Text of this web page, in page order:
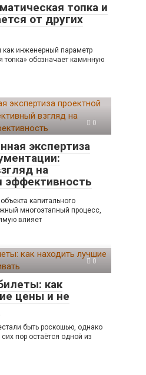
топка и
от других
инженерный параметр
топка» обозначает каминную
0
экспертиза
на
эффективность
капитального
многоэтапный процесс,
влияет
0
как
цены и не
быть роскошью, однако
пор остаётся одной из